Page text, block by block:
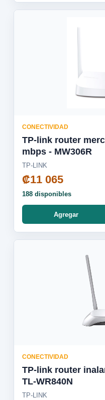
CONECTIVIDAD
TP-link router
mbps - MW306R
TP-LINK
₡11 065
188 disponibles
Agregar
CONECTIVIDAD
TP-link router
TL-WR840N
TP-LINK